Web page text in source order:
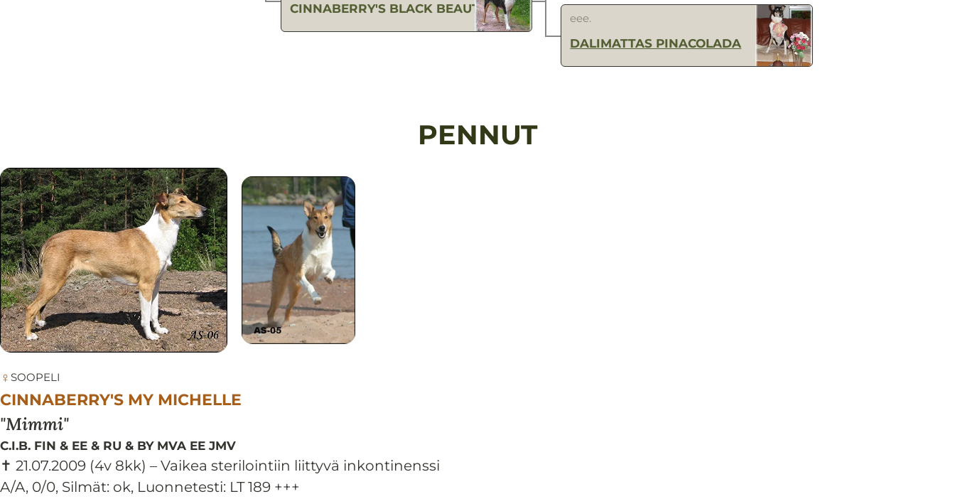
CINNABERRY'S BLACK BEAUTY
eee.
DALIMATTAS PINACOLADA
PENNUT
♀ SOOPELI
CINNABERRY'S MY MICHELLE
Mimmi
C.I.B. FIN & EE & RU & BY MVA EE JMV
✝ 21.07.2009 (4v 8kk) – Vaikea sterilointiin liittyvä inkontinenssi
A/A, 0/0, Silmät: ok, Luonnetesti: LT 189 +++